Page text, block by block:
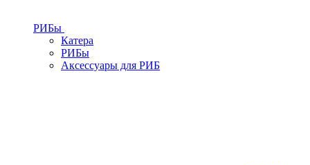
РИБы
Катера
РИБы
Аксессуары для РИБ